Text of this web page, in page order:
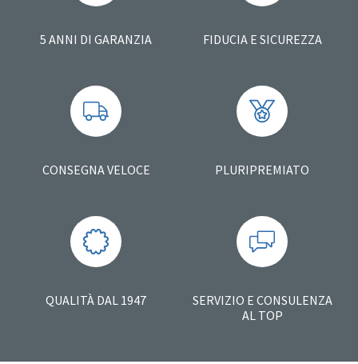
5 ANNI DI GARANZIA FIDUCIA E SICUREZZA
CONSEGNA VELOCE PLURIPREMIATO
QUALITÀ DAL 1947
SERVIZIO E CONSULENZA
AL TOP